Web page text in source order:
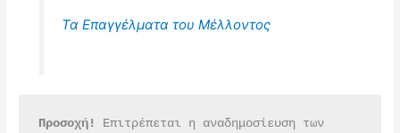
Τα Επαγγέλματα του Μέλλοντος
Προσοχή!
Επιτρέπεται η αναδημοσίευση των